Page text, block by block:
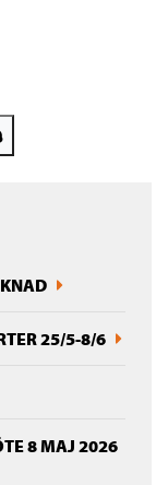
25/5-8/6
8 MAJ 2026